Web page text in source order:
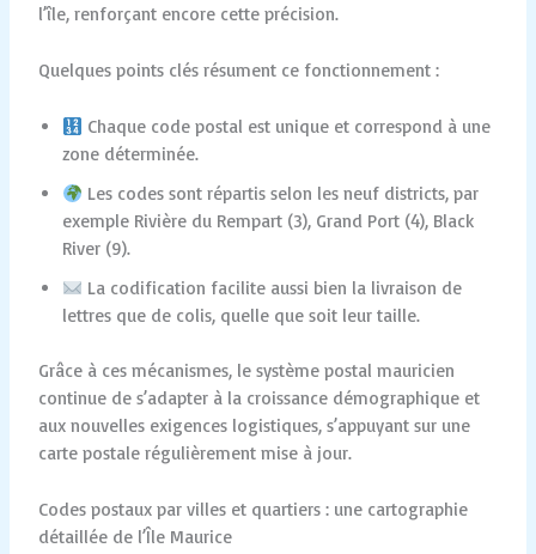
l’île, renforçant encore cette précision.
Quelques points clés résument ce fonctionnement :
Chaque code postal est unique et correspond à une
zone déterminée.
Les codes sont répartis selon les neuf districts, par
exemple Rivière du Rempart (3), Grand Port (4), Black
River (9).
La codification facilite aussi bien la livraison de
lettres que de colis, quelle que soit leur taille.
Grâce à ces mécanismes, le système postal mauricien
continue de s’adapter à la croissance démographique et
aux nouvelles exigences logistiques, s’appuyant sur une
carte postale régulièrement mise à jour.
Codes postaux par villes et quartiers : une cartographie
détaillée de l’Île Maurice